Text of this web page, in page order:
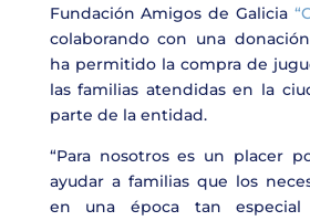
Fundación Amigos de Galicia
colaborando con una
ha permitido la compra de
las familias atendidas en la
parte de la entidad.
“Para nosotros es un placer
ayudar a familias que los
en una época tan especial